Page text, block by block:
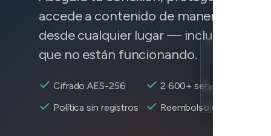
accede a contenido de manera
desde cualquier lugar — incluidos
que no están funcionando.
Cifrado AES-256
2 600+ servidores
Política sin registros
Reembolso de 30 días